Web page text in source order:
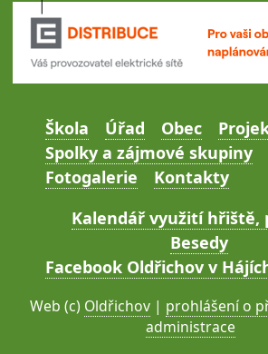
Škola Úřad Obec
Spolky a zájmové skupiny
Fotogalerie
Kontakty
Kalendář využití hřiště,
Besedy
Facebook Oldřichov v
Web (c) Oldřichov | prohlášení o
administrace